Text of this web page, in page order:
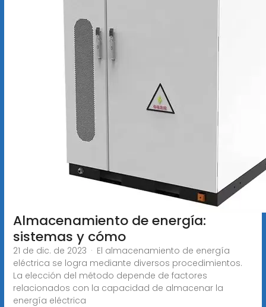
Almacenamiento de energía:
sistemas y cómo
21 de dic. de 2023 · El almacenamiento de energía
eléctrica se logra mediante diversos procedimientos.
La elección del método depende de factores
relacionados con la capacidad de almacenar la
energía eléctrica